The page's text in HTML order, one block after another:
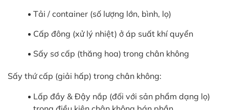
Tải / container (số lượng lớn, bình, lọ)
Cấp đông (xử lý nhiệt) ở áp suất khí quyển
Sấy sơ cấp (thăng hoa) trong chân không
Sấy thứ cấp (giải hấp) trong chân không:
Lấp đầy & Đậy nắp (đối với sản phẩm dạng lọ)